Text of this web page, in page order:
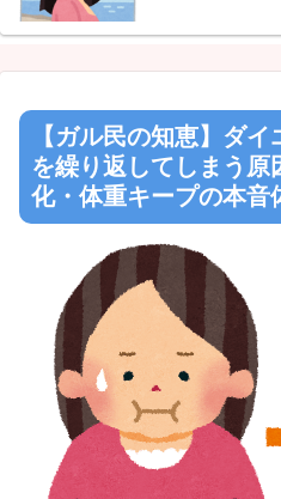
【ガル民の知恵】ダ
を繰り返してしまう原
化・体重キープの本音